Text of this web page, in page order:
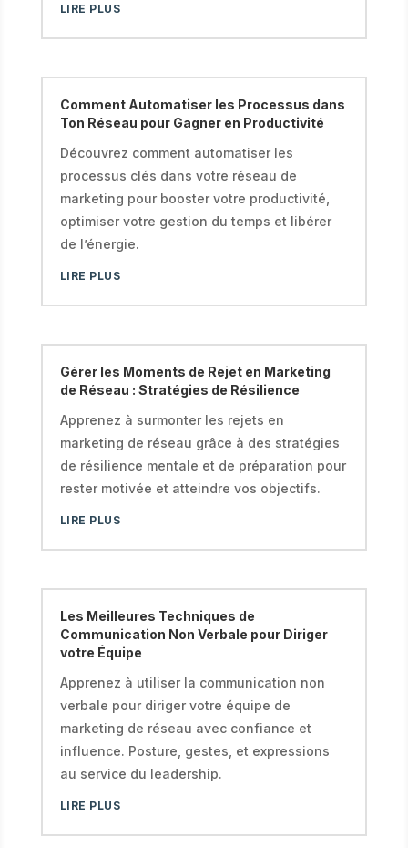
LIRE PLUS
Comment Automatiser les Processus dans
Ton Réseau pour Gagner en Productivité
Découvrez comment automatiser les
processus clés dans votre réseau de
marketing pour booster votre productivité,
optimiser votre gestion du temps et libérer
de l’énergie.
LIRE PLUS
Gérer les Moments de Rejet en Marketing
de Réseau : Stratégies de Résilience
Apprenez à surmonter les rejets en
marketing de réseau grâce à des stratégies
de résilience mentale et de préparation pour
rester motivée et atteindre vos objectifs.
LIRE PLUS
Les Meilleures Techniques de
Communication Non Verbale pour Diriger
votre Équipe
Apprenez à utiliser la communication non
verbale pour diriger votre équipe de
marketing de réseau avec confiance et
influence. Posture, gestes, et expressions
au service du leadership.
LIRE PLUS